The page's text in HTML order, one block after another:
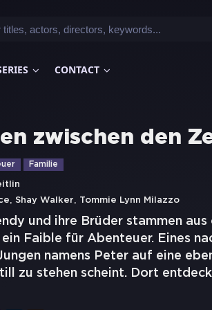
CONTACT
zwischen den
Familie
, Shay Walker, Tommie Lynn Milazzo
und ihre Brüder stammen
ein Faible für Abenteuer. Eines
namens Peter auf eine
zu stehen scheint. Dort